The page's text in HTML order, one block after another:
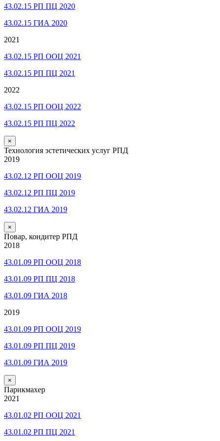
43.02.15 РП ПЦ 2020
43.02.15 ГИА 2020
2021
43.02.15 РП ООЦ 2021
43.02.15 РП ПЦ 2021
2022
43.02.15 РП ООЦ 2022
43.02.15 РП ПЦ 2022
×
Технология эстетических услуг РПД
2019
43.02.12 РП ООЦ 2019
43.02.12 РП ПЦ 2019
43.02.12 ГИА 2019
×
Повар, кондитер РПД
2018
43.01.09 РП ООЦ 2018
43.01.09 РП ПЦ 2018
43.01.09 ГИА 2018
2019
43.01.09 РП ООЦ 2019
43.01.09 РП ПЦ 2019
43.01.09 ГИА 2019
×
Парикмахер
2021
43.01.02 РП ООЦ 2021
43.01.02 РП ПЦ 2021